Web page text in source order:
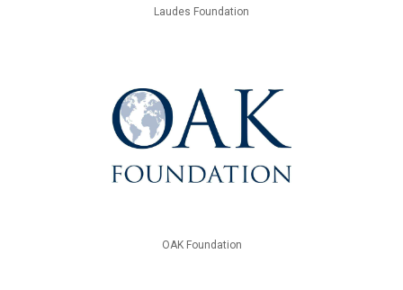
Laudes Foundation
OAK Foundation